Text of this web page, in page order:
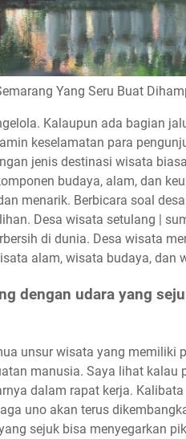
Yang Seru Buat
Kalaupun ada bagian
keselamatan para
jenis destinasi wisata
budaya, alam, dan
menarik. Berbicara soal
Desa wisata setulang |
di dunia. Desa wisata
alam, wisata budaya, dan
dengan udara yang
unsur wisata yang memiliki
manusia. Saya lihat kalau
dalam rapat kerja.
uno akan terus
sejuk bisa menyegarkan